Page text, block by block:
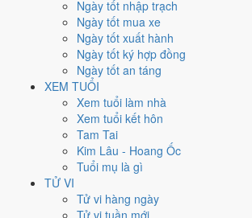
Ngày tốt nhập trạch
Ngày tốt mua xe
Ngày tốt xuất hành
Ngày tốt ký hợp đồng
Ngày tốt an táng
XEM TUỔI
Xem tuổi làm nhà
Xem tuổi kết hôn
Tam Tai
Kim Lâu - Hoang Ốc
Tuổi mụ là gì
TỬ VI
Tử vi hàng ngày
Tử vi tuần mới
Tháng 8 âm năm 2026
Tiết Thu Phân
Nhâm Tý
Bính Ngọ
Ngày Mậu Thân có TrựcBế(ngày đóng cửa, bế